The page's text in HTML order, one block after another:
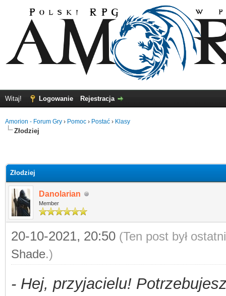
Witaj! Logowanie Rejestracja
Amorion - Forum Gry › Pomoc › Postać › Klasy
Złodziej
Złodziej
Danolarian
Member
20-10-2021, 20:50 (Ten post był
Shade.)
- Hej, przyjacielu!